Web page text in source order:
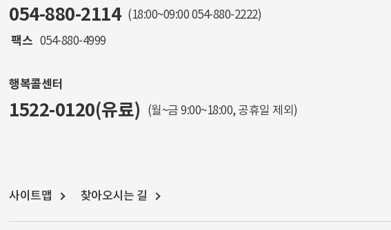
054-880-2114 (18:00~09:00 054-880-2222)
팩스 054-880-4999
행복콜센터
1522-0120(유료) (월~금 9:00~18:00, 공휴일 제외)
사이트맵 찾아오시는 길